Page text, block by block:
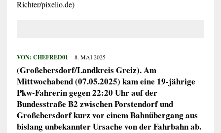
VON: CHEFRED01 8. MAI 2025
(Großebersdorf/Landkreis Greiz). Am
Mittwochabend (07.05.2025) kam eine 19-jährige
Pkw-Fahrerin gegen 22:20 Uhr auf der
Bundesstraße B2 zwischen Porstendorf und
Großebersdorf kurz vor einem Bahnübergang aus
bislang unbekannter Ursache von der Fahrbahn ab.